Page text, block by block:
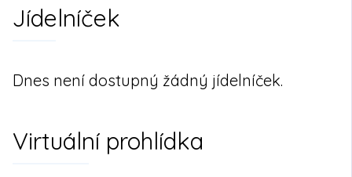
Jídelníček
Dnes není dostupný žádný jídelníček.
Virtuální prohlídka